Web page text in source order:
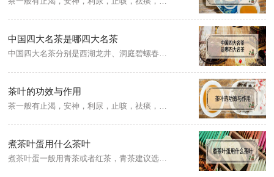
中国四大名茶是哪四大名茶
茶叶的功效与作用
煮茶叶蛋用什么茶叶